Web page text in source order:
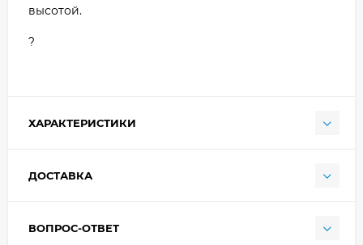
высотой.
?
ХАРАКТЕРИСТИКИ
ДОСТАВКА
ВОПРОС-ОТВЕТ